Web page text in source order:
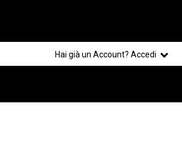
Hai già un Account? Accedi